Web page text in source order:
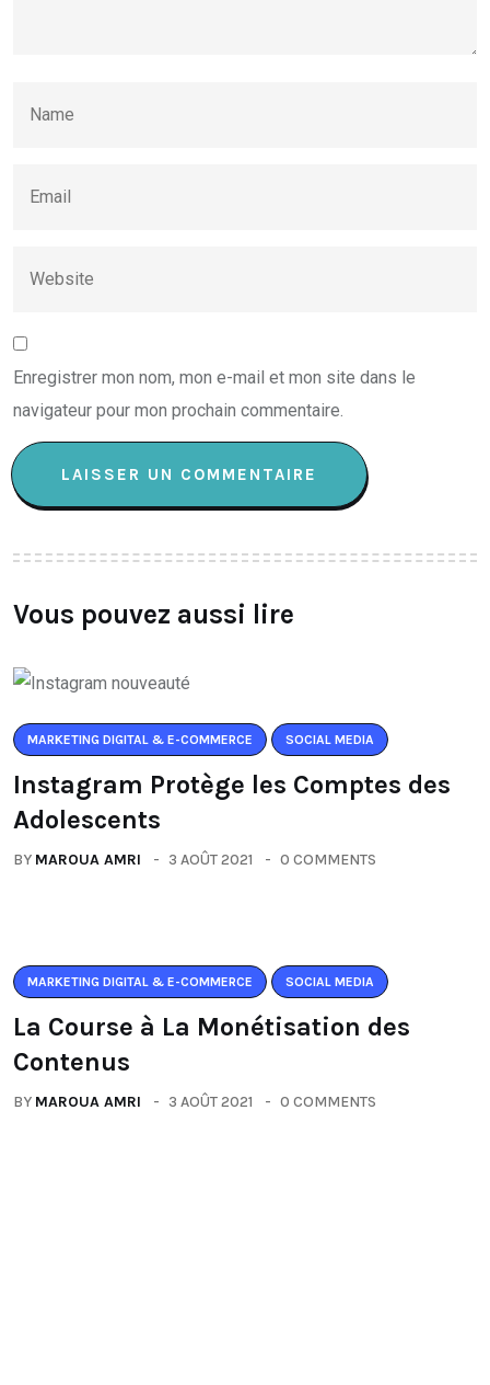
Enregistrer mon nom, mon e-mail et mon site dans le
navigateur pour mon prochain commentaire.
Vous pouvez aussi lire
MARKETING DIGITAL & E-COMMERCE SOCIAL MEDIA
Instagram Protège les Comptes des
Adolescents
BY MAROUA AMRI 3 AOÛT 2021 0 COMMENTS
MARKETING DIGITAL & E-COMMERCE SOCIAL MEDIA
La Course à La Monétisation des
Contenus
BY MAROUA AMRI 3 AOÛT 2021 0 COMMENTS